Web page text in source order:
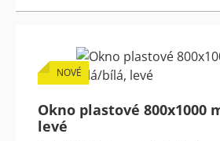
NOVÉ
Okno plastové 800x1000
levé